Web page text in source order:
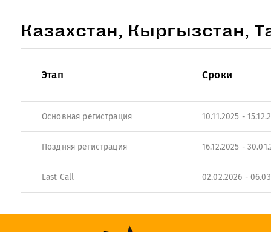
Казахстан, Кыргызстан,
Этап Сроки
Основная регистрация 10.11.2025 -
Поздняя регистрация 16.12.2025 -
Last Call 02.02.2026 -